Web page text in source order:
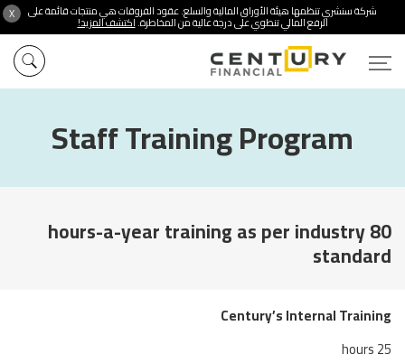
X شركة سنشري تنظمها هيئة الأوراق المالية والسلع. عقود الفروقات هي منتجات قائمة على
الرفع المالي تنطوي على درجة عالية من المخاطرة.اكتشف المزيد!
Staff Training Program
80 hours-a-year training as per industry
standard
Century’s Internal Training
25 hours